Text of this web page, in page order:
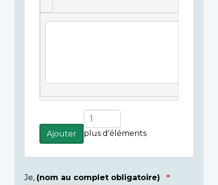
Ajouter
Ajouter
plus
d'éléments
plus d'éléments
Je, (nom au complet obligatoire)